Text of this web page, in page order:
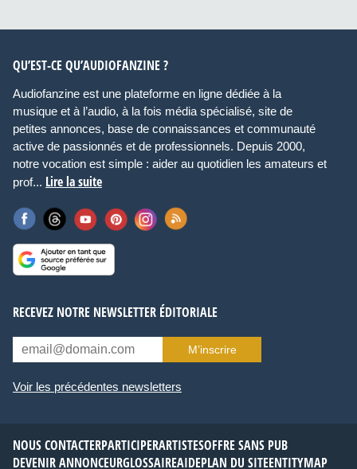
QU’EST-CE QU’AUDIOFANZINE ?
Audiofanzine est une plateforme en ligne dédiée à la
musique et à l’audio, à la fois média spécialisé, site de
petites annonces, base de connaissances et communauté
active de passionnés et de professionnels. Depuis 2000,
notre vocation est simple : aider au quotidien les amateurs et
prof... Lire la suite
RECEVEZ NOTRE NEWSLETTER ÉDITORIALE
M’inscrire
Voir les précédentes newsletters
NOUS CONTACTERPARTICIPERARTISTESOFFRE SANS PUB
DEVENIR ANNONCEURGLOSSAIREAIDEPLAN DU SITEENTITYMAP